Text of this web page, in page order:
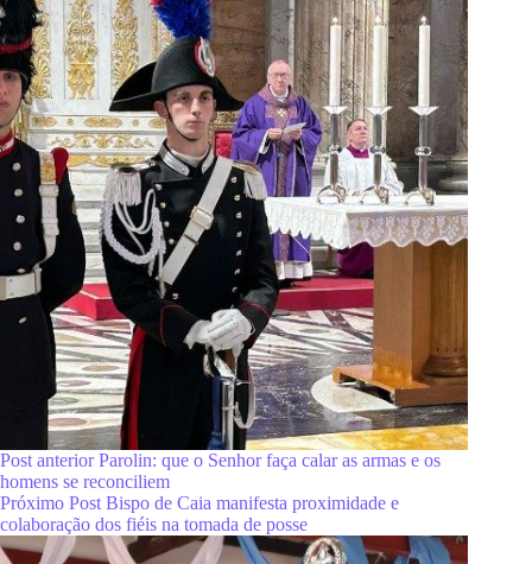
PostanteriorParolin: que o Senhor faça calar as armas e os
homens se reconciliem
Próximo Post Bispo de Caia manifesta proximidade e
colaboração dos fiéis na tomada de posse